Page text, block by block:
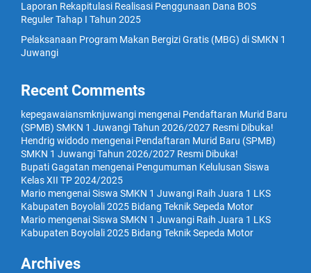
Laporan Rekapitulasi Realisasi Penggunaan Dana BOS
Reguler Tahap I Tahun 2025
Pelaksanaan Program Makan Bergizi Gratis (MBG) di SMKN 1
Juwangi
Recent Comments
kepegawaiansmknjuwangi mengenai Pendaftaran Murid Baru
(SPMB) SMKN 1 Juwangi Tahun 2026/2027 Resmi Dibuka!
Hendrig widodo mengenai Pendaftaran Murid Baru (SPMB)
SMKN 1 Juwangi Tahun 2026/2027 Resmi Dibuka!
Bupati Gagatan mengenai Pengumuman Kelulusan Siswa
Kelas XII TP 2024/2025
Mario mengenaiSiswa SMKN 1 Juwangi Raih Juara 1 LKS
Kabupaten Boyolali 2025 Bidang Teknik Sepeda Motor
Mario mengenaiSiswa SMKN 1 Juwangi Raih Juara 1 LKS
Kabupaten Boyolali 2025 Bidang Teknik Sepeda Motor
Archives